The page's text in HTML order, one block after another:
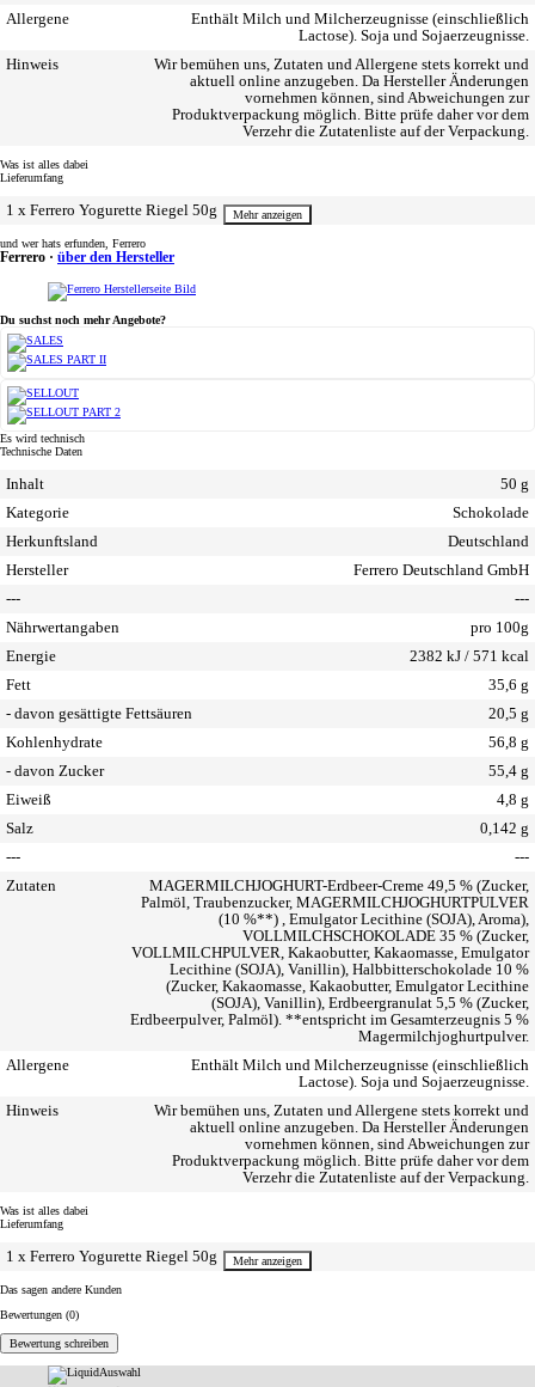
Allergene
Enthält Milch und Milcherzeugnisse (einschließlich
Lactose). Soja und Sojaerzeugnisse.
Hinweis
Wir bemühen uns, Zutaten und Allergene stets korrekt und
aktuell online anzugeben. Da Hersteller Änderungen
vornehmen können, sind Abweichungen zur
Produktverpackung möglich. Bitte prüfe daher vor dem
Verzehr die Zutatenliste auf der Verpackung.
Was ist alles dabei
Lieferumfang
1 x Ferrero Yogurette Riegel 50g anzeigen
und wer hats erfunden, Ferrero
Ferrero · über den Hersteller
Du suchst noch mehr Angebote?
Es wird technisch
Technische Daten
Inhalt
50 g
Kategorie
Schokolade
Herkunftsland
Deutschland
Hersteller
Ferrero Deutschland GmbH
---
---
Nährwertangaben
pro 100g
Energie
2382 kJ / 571 kcal
Fett
35,6 g
- davon gesättigte Fettsäuren
20,5 g
Kohlenhydrate
56,8 g
- davon Zucker
55,4 g
Eiweiß
4,8 g
Salz
0,142 g
---
---
Zutaten
MAGERMILCHJOGHURT-Erdbeer-Creme 49,5 % (Zucker,
Palmöl, Traubenzucker, MAGERMILCHJOGHURTPULVER
(10 %**) , Emulgator Lecithine (SOJA), Aroma),
VOLLMILCHSCHOKOLADE 35 % (Zucker,
VOLLMILCHPULVER, Kakaobutter, Kakaomasse, Emulgator
Lecithine (SOJA), Vanillin), Halbbitterschokolade 10 %
(Zucker, Kakaomasse, Kakaobutter, Emulgator Lecithine
(SOJA), Vanillin), Erdbeergranulat 5,5 % (Zucker,
Erdbeerpulver, Palmöl). **entspricht im Gesamterzeugnis 5 %
Magermilchjoghurtpulver.
Allergene
Enthält Milch und Milcherzeugnisse (einschließlich
Lactose). Soja und Sojaerzeugnisse.
Hinweis
Wir bemühen uns, Zutaten und Allergene stets korrekt und
aktuell online anzugeben. Da Hersteller Änderungen
vornehmen können, sind Abweichungen zur
Produktverpackung möglich. Bitte prüfe daher vor dem
Verzehr die Zutatenliste auf der Verpackung.
Was ist alles dabei
Lieferumfang
1 x Ferrero Yogurette Riegel 50g anzeigen
Das sagen andere Kunden
Bewertungen (0)
Bewertung schreiben